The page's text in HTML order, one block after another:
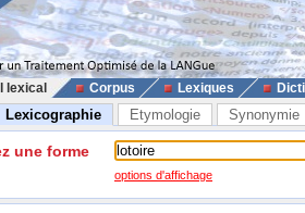
lexical Corpus Lexiques
Lexicographie Etymologie Synonymie
une forme
options d'affichage